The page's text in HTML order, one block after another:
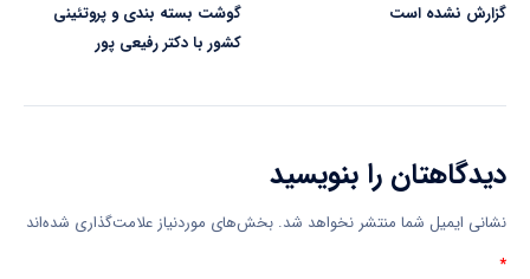
گزارش نشده است
گوشت بسته بندی و پروتئینی
کشور با دکتر رفیعی پور
دیدگاهتان را بنویسید
نشانی ایمیل شما منتشر نخواهد شد. بخش‌های موردنیاز علامت‌گذاری شده‌اند
*